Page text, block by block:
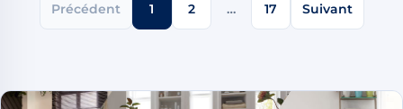
Précédent 1 2 … 17 Suivant